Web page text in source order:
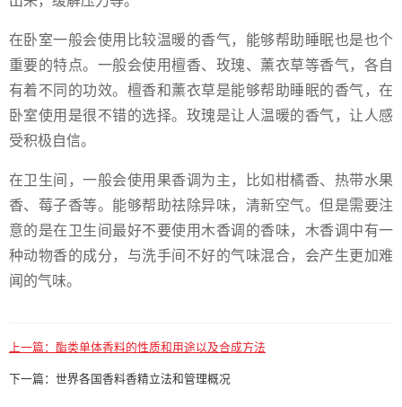
在卧室一般会使用比较温暖的香气，能够帮助睡眠也是也个
重要的特点。一般会使用檀香、玫瑰、薰衣草等香气，各自
有着不同的功效。檀香和薰衣草是能够帮助睡眠的香气，在
卧室使用是很不错的选择。玫瑰是让人温暖的香气，让人感
受积极自信。
在卫生间，一般会使用果香调为主，比如柑橘香、热带水果
香、莓子香等。能够帮助祛除异味，清新空气。但是需要注
意的是在卫生间最好不要使用木香调的香味，木香调中有一
种动物香的成分，与洗手间不好的气味混合，会产生更加难
闻的气味。
上一篇： 酯类单体香料的性质和用途以及合成方法
下一篇： 世界各国香料香精立法和管理概况